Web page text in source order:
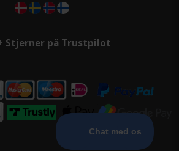
Stjerner på Trustpilot